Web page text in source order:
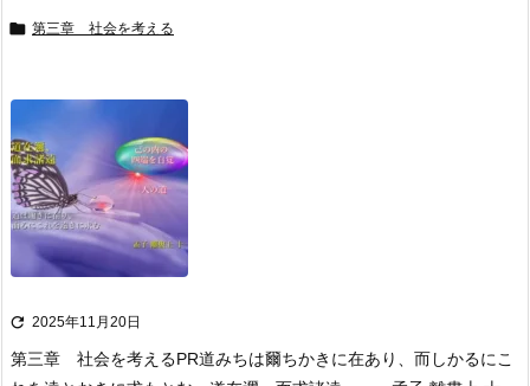
 第三章 社会を考える
 2025年11月20日
第三章 社会を考えるPR道みちは爾ちかきに在あり、而しかるにこ